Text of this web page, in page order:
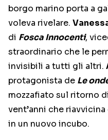
borgo marino porta a
voleva rivelare.
di Fosca Innocenti,
straordinario che le
invisibili a tutti gli altri.
protagonista de Le
mozzafiato sul ritorno
vent’anni che
in un nuovo incubo.